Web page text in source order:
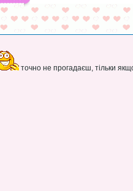
точно не прогадаєш, тільки